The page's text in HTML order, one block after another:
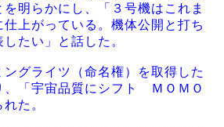
明らかにし、「３号機はこれま
上がっている。機体公開と打ち
たい」と話した。
グライツ（命名権）を取得した
、「宇宙品質にシフト ＭＯＭＯ
た。